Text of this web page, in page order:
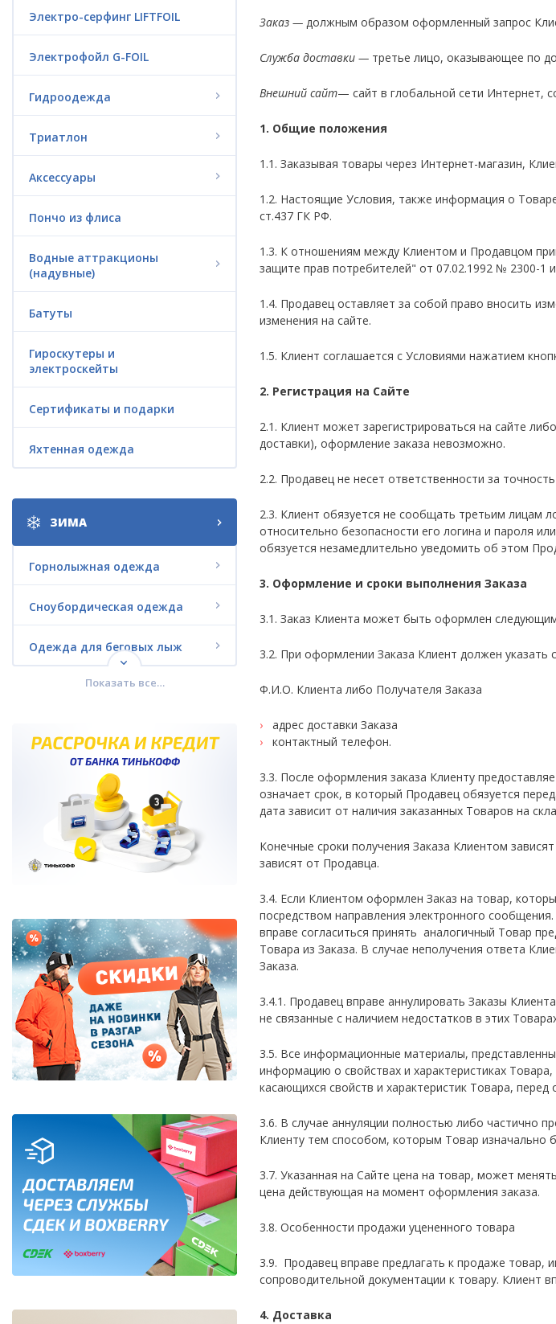
Электро-серфинг LIFTFOIL
Электрофойл G-FOIL
Гидроодежда
Триатлон
Аксессуары
Пончо из флиса
Водные аттракционы
(надувные)
Батуты
Гироскутеры и
электроскейты
Сертификаты и подарки
Яхтенная одежда
ЗИМА
Горнолыжная одежда
Сноубордическая одежда
Одежда для беговых лыж
Городская зимняя одежда
Термобелье
Зимняя обувь
Дисконт (скидки до 70%)
Сноукайтинг
Сертификаты и подарки
Показать все…
Заказ — должным образом оформленный запрос
Служба доставки — третье лицо, оказывающее по
Внешний сайт— сайт в глобальной сети Интернет,
1. Общие положения
1.1. Заказывая товары через Интернет-магазин,
1.2. Настоящие Условия, также информация о
ст.437 ГК РФ.
1.3. К отношениям между Клиентом и Продавцом
защите прав потребителей" от 07.02.1992 № 2300-1
1.4. Продавец оставляет за собой право вносить
изменения на сайте.
1.5. Клиент соглашается с Условиями нажатием
2. Регистрация на Сайте
2.1. Клиент может зарегистрироваться на сайте
доставки), оформление заказа невозможно.
2.2. Продавец не несет ответственности за
2.3. Клиент обязуется не сообщать третьим лицам
относительно безопасности его логина и пароля
обязуется незамедлительно уведомить об этом
3. Оформление и сроки выполнения Заказа
3.1. Заказ Клиента может быть оформлен
3.2. При оформлении Заказа Клиент должен
Ф.И.О. Клиента либо Получателя Заказа
адрес доставки Заказа
контактный телефон.
3.3. После оформления заказа Клиенту
означает срок, в который Продавец обязуется
дата зависит от наличия заказанных Товаров на
Конечные сроки получения Заказа Клиентом
зависят от Продавца.
3.4. Если Клиентом оформлен Заказ на товар,
посредством направления электронного
вправе согласиться принять аналогичный Товар
Товара из Заказа. В случае неполучения ответа
Заказа.
3.4.1. Продавец вправе аннулировать Заказы
не связанные с наличием недостатков в этих
3.5. Все информационные материалы,
информацию о свойствах и характеристиках
касающихся свойств и характеристик Товара,
3.6. В случае аннуляции полностью либо частично
Клиенту тем способом, которым Товар изначально
3.7. Указанная на Сайте цена на товар, может
цена действующая на момент оформления заказа.
3.8. Особенности продажи уцененного товара
3.9. Продавец вправе предлагать к продаже товар,
сопроводительной документации к товару. Клиент
4. Доставка